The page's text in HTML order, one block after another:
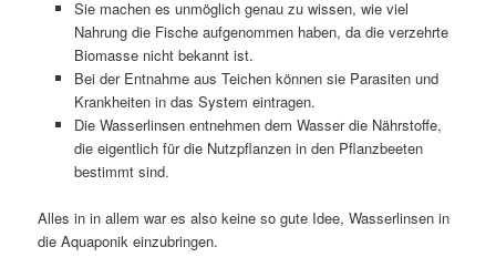
Sie machen es unmöglich genau zu wissen, wie viel
Nahrung die Fische aufgenommen haben, da die verzehrte
Biomasse nicht bekannt ist.
Bei der Entnahme aus Teichen können sie Parasiten und
Krankheiten in das System eintragen.
Die Wasserlinsen entnehmen dem Wasser die Nährstoffe,
die eigentlich für die Nutzpflanzen in den Pflanzbeeten
bestimmt sind.
Alles in in allem war es also keine so gute Idee, Wasserlinsen in
die Aquaponik einzubringen.